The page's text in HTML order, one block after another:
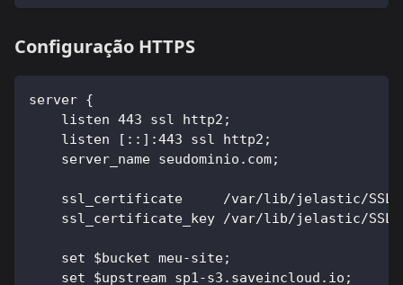
Configuração HTTPS
server {
    listen 443 ssl http2;
    listen [::]:443 ssl http2;
    server_name seudominio.com;
ssl_certificate     /var/lib/jelastic/
ssl_certificate_key /var/lib/jelastic/
    set $bucket meu-site;
    set $upstream sp1-s3.saveincloud.io;